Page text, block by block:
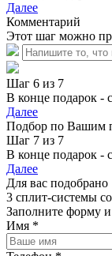
Далее
Комментарий
Этот шаг можно
Шаг 6 из 7
В конце подарок -
Далее
Подбор по Вашим
Шаг 7 из 7
В конце подарок -
Далее
Для вас подобрано
3 сплит-системы
Заполните форму
Имя *